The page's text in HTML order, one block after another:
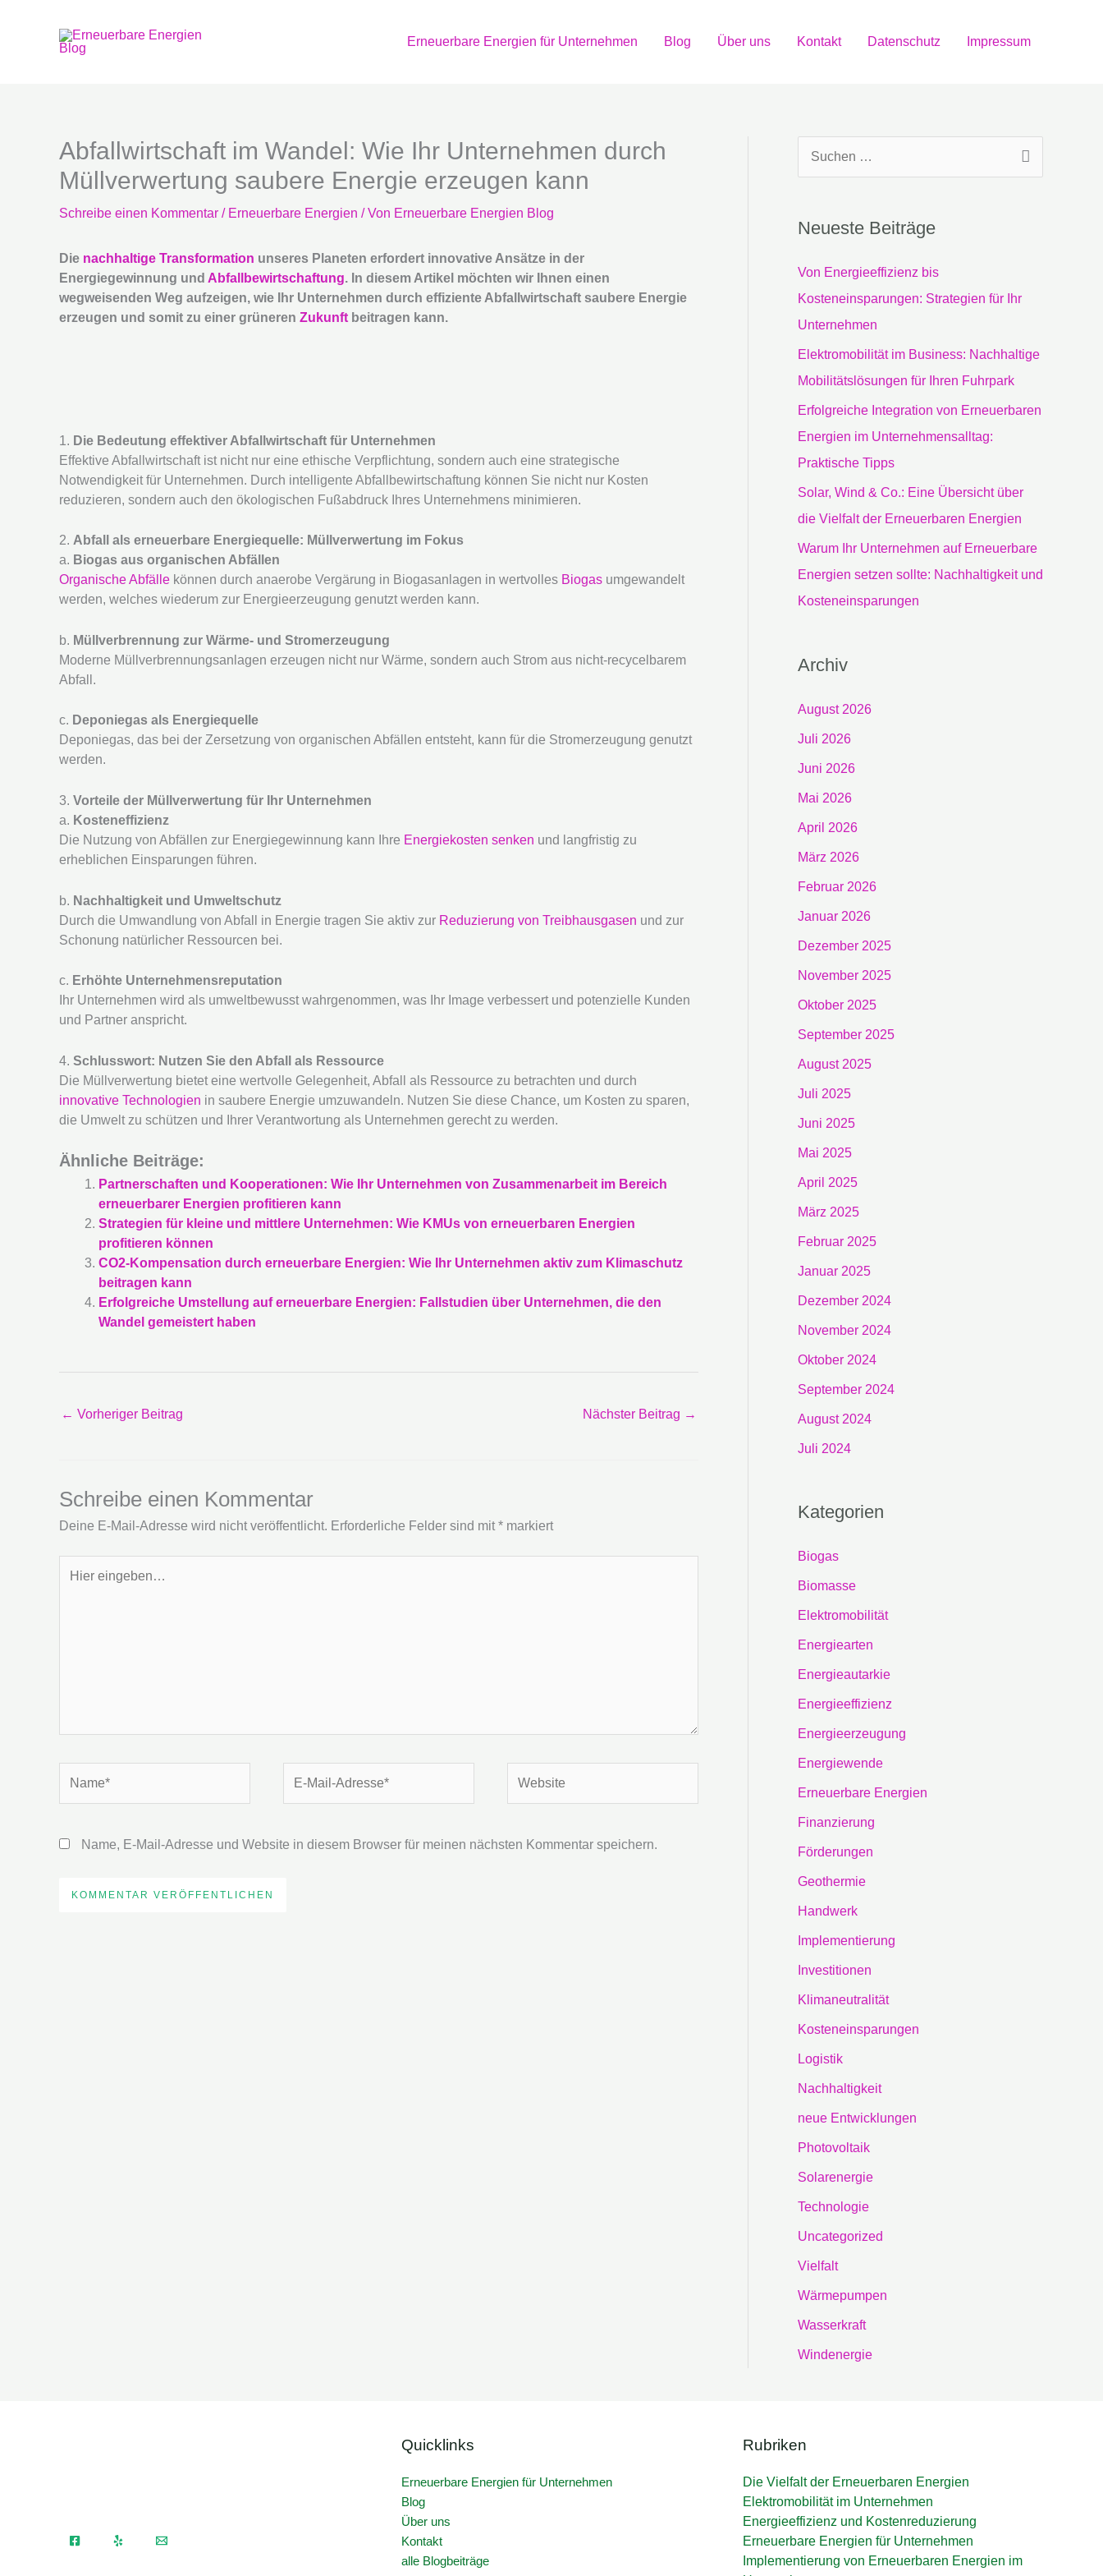
Erneuerbare Energien für Unternehmen Blog Über uns Kontakt Datenschutz Impressum
Abfallwirtschaft im Wandel: Wie Ihr Unternehmen durch
Müllverwertung saubere Energie erzeugen kann
Schreibe einen Kommentar / Erneuerbare Energien / Von Erneuerbare Energien Blog
Die nachhaltige Transformation unseres Planeten erfordert innovative Ansätze in der
Energiegewinnung und Abfallbewirtschaftung. In diesem Artikel möchten wir Ihnen einen
wegweisenden Weg aufzeigen, wie Ihr Unternehmen durch effiziente Abfallwirtschaft saubere Energie
erzeugen und somit zu einer grüneren Zukunft beitragen kann.
1. Die Bedeutung effektiver Abfallwirtschaft für Unternehmen
Effektive Abfallwirtschaft ist nicht nur eine ethische Verpflichtung, sondern auch eine strategische
Notwendigkeit für Unternehmen. Durch intelligente Abfallbewirtschaftung können Sie nicht nur Kosten
reduzieren, sondern auch den ökologischen Fußabdruck Ihres Unternehmens minimieren.
2. Abfall als erneuerbare Energiequelle: Müllverwertung im Fokus
a. Biogas aus organischen Abfällen
Organische Abfälle können durch anaerobe Vergärung in Biogasanlagen in wertvolles Biogas umgewandelt
werden, welches wiederum zur Energieerzeugung genutzt werden kann.
b. Müllverbrennung zur Wärme- und Stromerzeugung
Moderne Müllverbrennungsanlagen erzeugen nicht nur Wärme, sondern auch Strom aus nicht-recycelbarem
Abfall.
c. Deponiegas als Energiequelle
Deponiegas, das bei der Zersetzung von organischen Abfällen entsteht, kann für die Stromerzeugung genutzt
werden.
3. Vorteile der Müllverwertung für Ihr Unternehmen
a. Kosteneffizienz
Die Nutzung von Abfällen zur Energiegewinnung kann Ihre Energiekosten senken und langfristig zu
erheblichen Einsparungen führen.
b. Nachhaltigkeit und Umweltschutz
Durch die Umwandlung von Abfall in Energie tragen Sie aktiv zur Reduzierung von Treibhausgasen und zur
Schonung natürlicher Ressourcen bei.
c. Erhöhte Unternehmensreputation
Ihr Unternehmen wird als umweltbewusst wahrgenommen, was Ihr Image verbessert und potenzielle Kunden
und Partner anspricht.
4. Schlusswort: Nutzen Sie den Abfall als Ressource
Die Müllverwertung bietet eine wertvolle Gelegenheit, Abfall als Ressource zu betrachten und durch
innovative Technologien in saubere Energie umzuwandeln. Nutzen Sie diese Chance, um Kosten zu sparen,
die Umwelt zu schützen und Ihrer Verantwortung als Unternehmen gerecht zu werden.
Ähnliche Beiträge:
Partnerschaften und Kooperationen: Wie Ihr Unternehmen von Zusammenarbeit im Bereich
erneuerbarer Energien profitieren kann
Strategien für kleine und mittlere Unternehmen: Wie KMUs von erneuerbaren Energien
profitieren können
CO2-Kompensation durch erneuerbare Energien: Wie Ihr Unternehmen aktiv zum Klimaschutz
beitragen kann
Erfolgreiche Umstellung auf erneuerbare Energien: Fallstudien über Unternehmen, die den
Wandel gemeistert haben
← Vorheriger Beitrag Nächster Beitrag →
Schreibe einen Kommentar
Deine E-Mail-Adresse wird nicht veröffentlicht. Erforderliche Felder sind mit * markiert
eingeben…
Mail-
Name, E-Mail-Adresse und Website in diesem Browser für meinen nächsten Kommentar speichern.
e
n
n
Neueste Beiträge
Von Energieeffizienz bis
Kosteneinsparungen: Strategien für Ihr
Unternehmen
Elektromobilität im Business: Nachhaltige
Mobilitätslösungen für Ihren Fuhrpark
Erfolgreiche Integration von Erneuerbaren
Energien im Unternehmensalltag:
Praktische Tipps
Solar, Wind & Co.: Eine Übersicht über
die Vielfalt der Erneuerbaren Energien
Warum Ihr Unternehmen auf Erneuerbare
Energien setzen sollte: Nachhaltigkeit und
Kosteneinsparungen
Archiv
August 2026
Juli 2026
Juni 2026
Mai 2026
April 2026
März 2026
Februar 2026
Januar 2026
Dezember 2025
November 2025
Oktober 2025
September 2025
August 2025
Juli 2025
Juni 2025
Mai 2025
April 2025
März 2025
Februar 2025
Januar 2025
Dezember 2024
November 2024
Oktober 2024
September 2024
August 2024
Juli 2024
Kategorien
Biogas
Biomasse
Elektromobilität
Energiearten
Energieautarkie
Energieeffizienz
Energieerzeugung
Energiewende
Erneuerbare Energien
Finanzierung
Förderungen
Geothermie
Handwerk
Implementierung
Investitionen
Klimaneutralität
Kosteneinsparungen
Logistik
Nachhaltigkeit
neue Entwicklungen
Photovoltaik
Solarenergie
Technologie
Uncategorized
Vielfalt
Wärmepumpen
Wasserkraft
Windenergie
Quicklinks
Erneuerbare Energien für Unternehmen
Blog
Über uns
Kontakt
alle Blogbeiträge
Rubriken
Die Vielfalt der Erneuerbaren Energien
Elektromobilität im Unternehmen
Energieeffizienz und Kostenreduzierung
Erneuerbare Energien für Unternehmen
Implementierung von Erneuerbaren Energien im